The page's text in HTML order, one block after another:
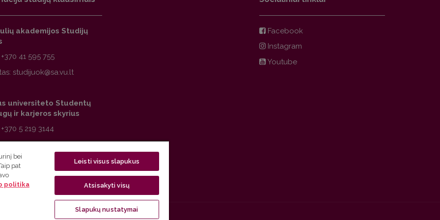
akademijos Studijų
+370 41 595 755
universiteto Studentų
ir karjeros skyrius
+370 5 219 3144
Facebook
Instagram
Youtube
bei
pat
politika
Leisti visus slapukus
Atsisakyti visų
Slapukų nustatymai